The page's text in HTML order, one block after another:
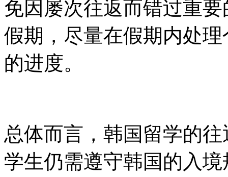
免因屡次往返而错过重
假期，尽量在假期内处
的进度。
总体而言，韩国留学的
学生仍需遵守韩国的入